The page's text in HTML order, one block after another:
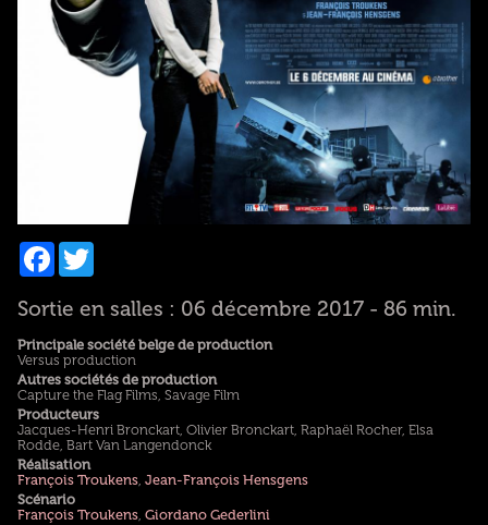
Facebook
Twitter
Sortie en salles : 06 décembre 2017 - 86 min.
Principale société belge de production
Versus production
Autres sociétés de production
Capture the Flag Films, Savage Film
Producteurs
Jacques-Henri Bronckart, Olivier Bronckart, Raphaël Rocher, Elsa
Rodde, Bart Van Langendonck
Réalisation
François Troukens, Jean-François Hensgens
Scénario
François Troukens, Giordano Gederlini